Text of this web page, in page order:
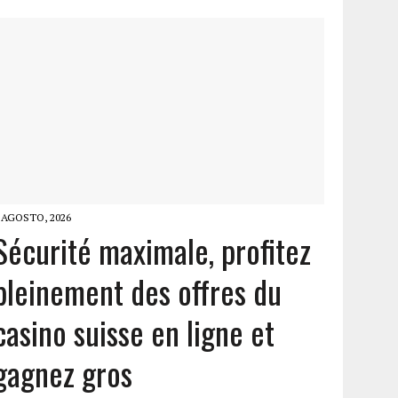
2026
maximale, profitez
des offres du
suisse en ligne et
gros